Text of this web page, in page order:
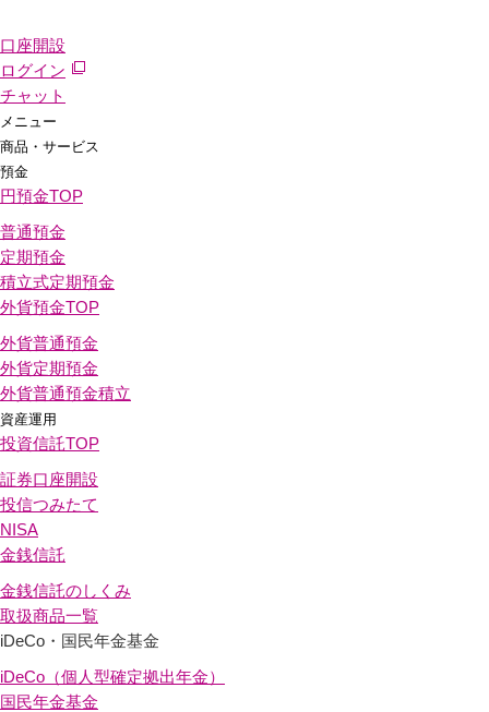
口座開設
ログイン
チャット
メニュー
商品・サービス
預金
円預金TOP
普通預金
定期預金
積立式定期預金
外貨預金TOP
外貨普通預金
外貨定期預金
外貨普通預金積立
資産運用
投資信託TOP
証券口座開設
投信つみたて
NISA
金銭信託
金銭信託のしくみ
取扱商品一覧
iDeCo・国民年金基金
iDeCo（個人型確定拠出年金）
国民年金基金